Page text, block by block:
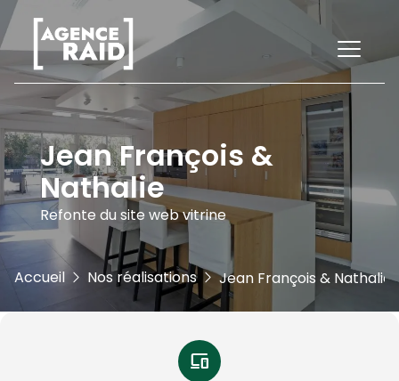
Jean François &
Nathalie
Refonte du site web vitrine
Accueil Nos réalisations Jean François & Nathalie
devices